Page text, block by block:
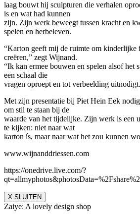
laag bouwt hij sculpturen die verhalen
is en wat had kunnen
zijn. Zijn werk beweegt tussen kracht en
spelen en herbeleven.
“Karton geeft mij de ruimte om kinderlijke
creëren,” zegt Wijnand.
“Ik kan ermee bouwen en spelen alsof het
een schaal die
vragen oproept en tot verbeelding
Met zijn presentatie bij Piet Hein Eek
om stil te staan bij de
waarde van het tijdelijke. Zijn werk is een
te kijken: niet naar wat
karton ís, maar naar wat het zou kunnen
www.wijnanddriessen.com
https://onedrive.live.com/?
X SLUITEN
Zaiye: A lovely design shop